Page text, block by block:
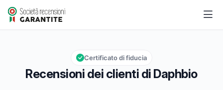
Daphbio
Valutazione globale: 9,2 su 10
9,2/10
Recensioni dei clienti di Daphbio
Certificato di fiducia